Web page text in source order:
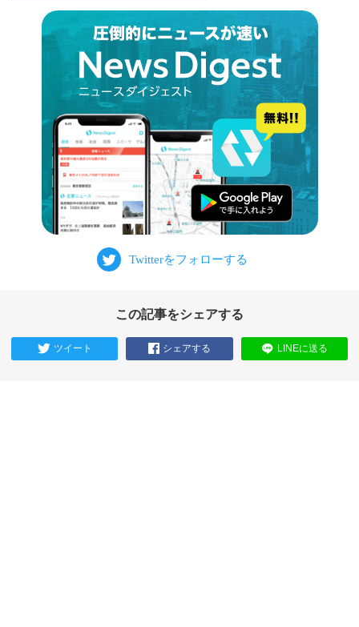
この記事をシェアする
ツイート シェアする LINEに送る